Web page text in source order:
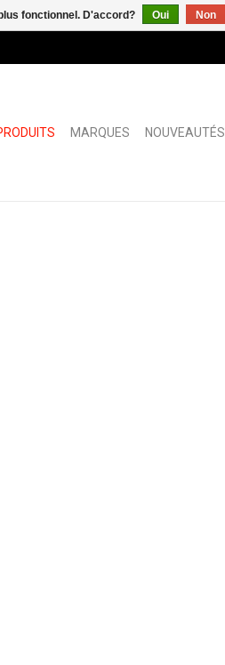
MARQUES NOUVEAUTÉS
fonctionnel. D'accord? Oui Non